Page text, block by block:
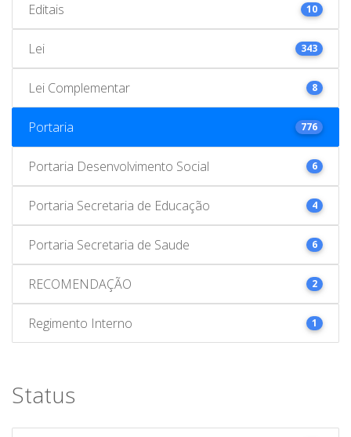
Editais 10
Lei 343
Lei Complementar 8
Portaria 776
Portaria Desenvolvimento Social 6
Portaria Secretaria de Educação 4
Portaria Secretaria de Saude 6
RECOMENDAÇÃO 2
Regimento Interno 1
Status